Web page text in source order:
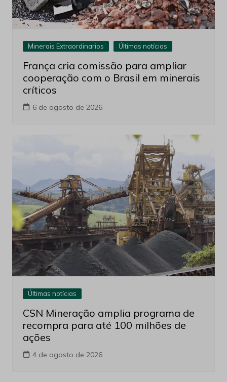
Minerais Extraordinarios Últimas notícias
França cria comissão para ampliar
cooperação com o Brasil em minerais
críticos
6 de agosto de 2026
Últimas notícias
CSN Mineração amplia programa de
recompra para até 100 milhões de
ações
4 de agosto de 2026